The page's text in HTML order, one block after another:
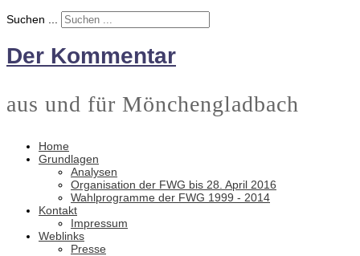
Suchen ...
Der Kommentar
aus und für Mönchengladbach
Home
Grundlagen
Analysen
Organisation der FWG bis 28. April 2016
Wahlprogramme der FWG 1999 - 2014
Kontakt
Impressum
Weblinks
Presse